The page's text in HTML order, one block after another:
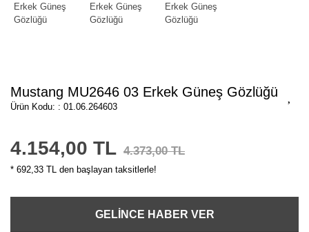
Mustang MU2646 03 Erkek Güneş Gözlüğü
Ürün Kodu: : 01.06.264603
4.154,00 TL 4.373,00 TL
* 692,33 TL den başlayan taksitlerle!
GELİNCE HABER VER